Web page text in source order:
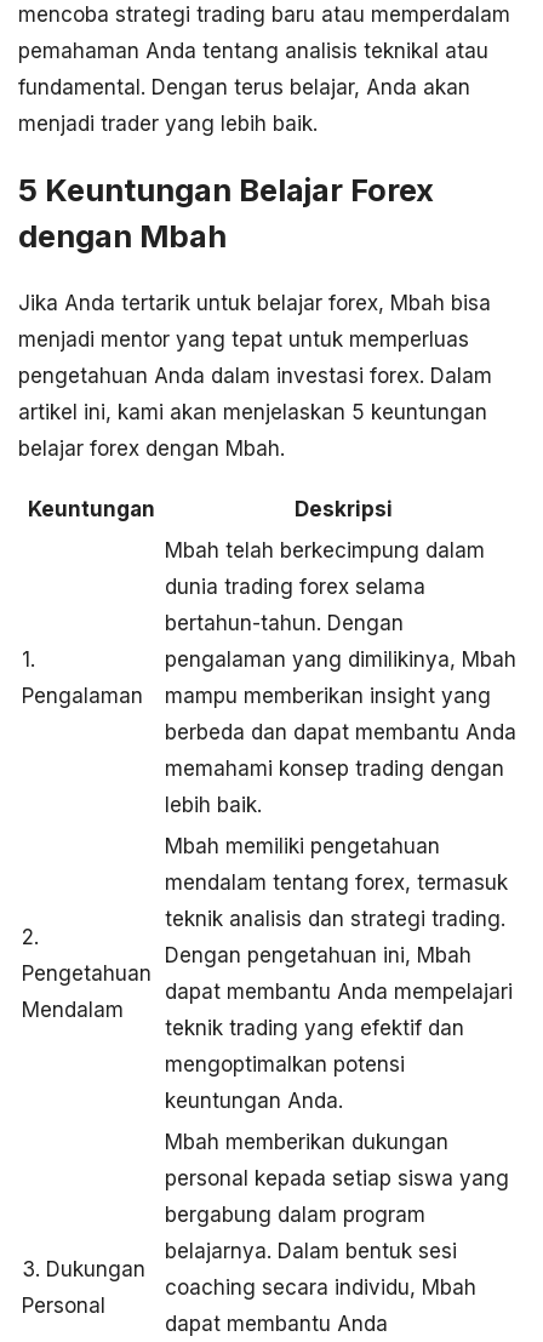
mencoba strategi trading baru atau memperdalam
pemahaman Anda tentang analisis teknikal atau
fundamental. Dengan terus belajar, Anda akan
menjadi trader yang lebih baik.
5 Keuntungan Belajar Forex
dengan Mbah
Jika Anda tertarik untuk belajar forex, Mbah bisa
menjadi mentor yang tepat untuk memperluas
pengetahuan Anda dalam investasi forex. Dalam
artikel ini, kami akan menjelaskan 5 keuntungan
belajar forex dengan Mbah.
Keuntungan Deskripsi
1.
Pengalaman
Mbah telah berkecimpung dalam
dunia trading forex selama
bertahun-tahun. Dengan
pengalaman yang dimilikinya, Mbah
mampu memberikan insight yang
berbeda dan dapat membantu Anda
memahami konsep trading dengan
lebih baik.
2.
Pengetahuan
Mendalam
Mbah memiliki pengetahuan
mendalam tentang forex, termasuk
teknik analisis dan strategi trading.
Dengan pengetahuan ini, Mbah
dapat membantu Anda mempelajari
teknik trading yang efektif dan
mengoptimalkan potensi
keuntungan Anda.
3. Dukungan
Personal
Mbah memberikan dukungan
personal kepada setiap siswa yang
bergabung dalam program
belajarnya. Dalam bentuk sesi
coaching secara individu, Mbah
dapat membantu Anda